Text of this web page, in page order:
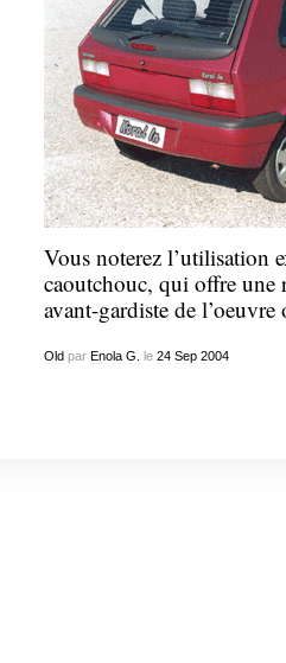
Vous noterez l’utilisation
caoutchouc, qui offre une
avant-gardiste de
Old par Enola G. le 24 Sep 2004